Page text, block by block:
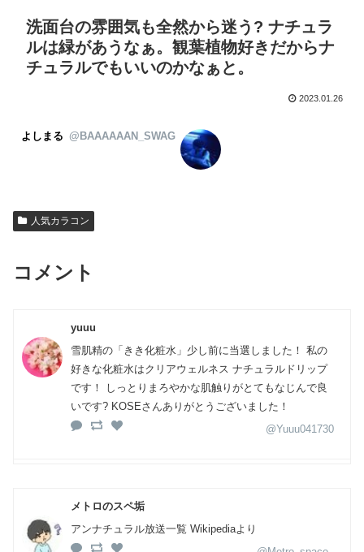
洗面台の雰囲気も全然から迷う? ナチュラ
ルは緑があうなぁ。観葉植物好きだからナ
チュラルでもいいのかなぁと。
2023.01.26
よしまる @BAAAAAAN_SWAG
人気カラコン
コメント
yuuu
雪肌精の「きき化粧水」少し前に当選しました！ 私の
好きな化粧水はクリアウェルネス ナチュラルドリップ
です！ しっとりまろやかな肌触りがとてもなじんで良
いです? KOSEさんありがとうございました！
@Yuuu041730
メトロのスペ垢
アンナチュラル放送一覧 Wikipediaより